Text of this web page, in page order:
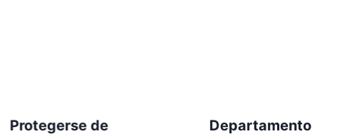
Protegerse de
Departamento